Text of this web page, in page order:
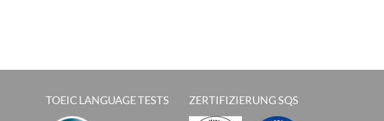
TOEIC LANGUAGE TESTS ZERTIFIZIERUNG SQS